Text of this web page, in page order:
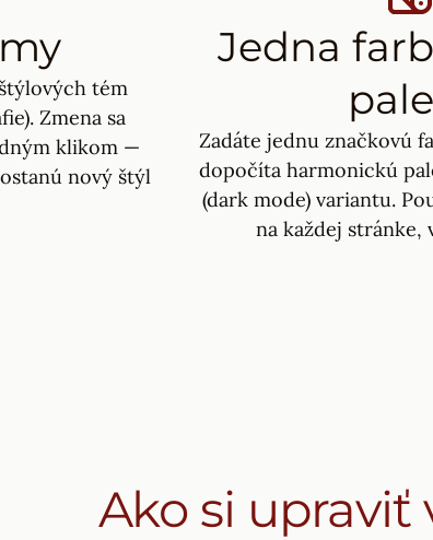
tém
Zmena sa
klikom —
nový štýl
Jedna
Zadáte jednu značkovú
dopočíta harmonickú
(dark mode) variantu.
na každej stránke,
Ako si